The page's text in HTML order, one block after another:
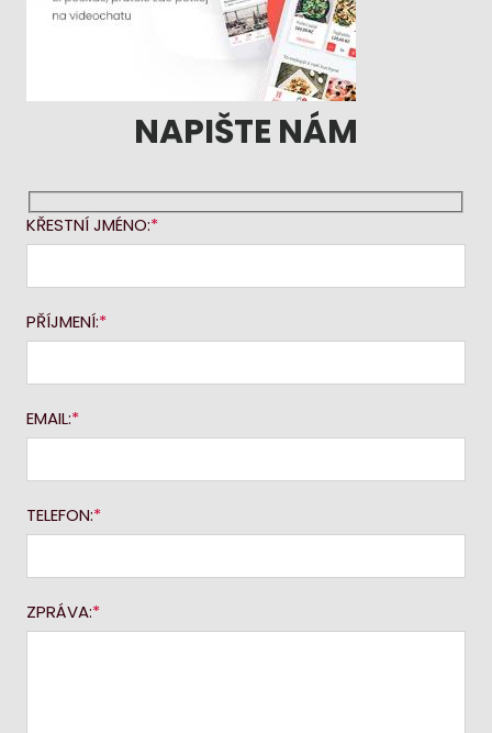
NAPIŠTE NÁM
KŘESTNÍ JMÉNO:
PŘÍJMENÍ:
EMAIL:
TELEFON:
ZPRÁVA: